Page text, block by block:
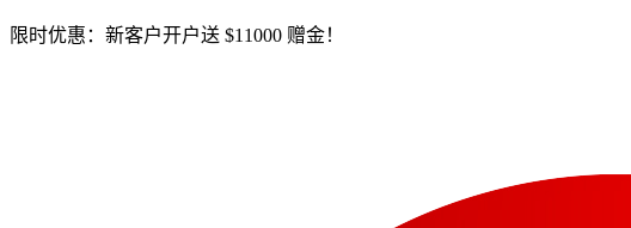
限时优惠：新客户开户送 $11000 赠金！